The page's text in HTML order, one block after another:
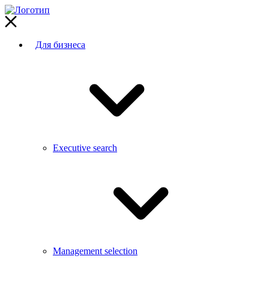
Для бизнеса
Executive search
Management selection